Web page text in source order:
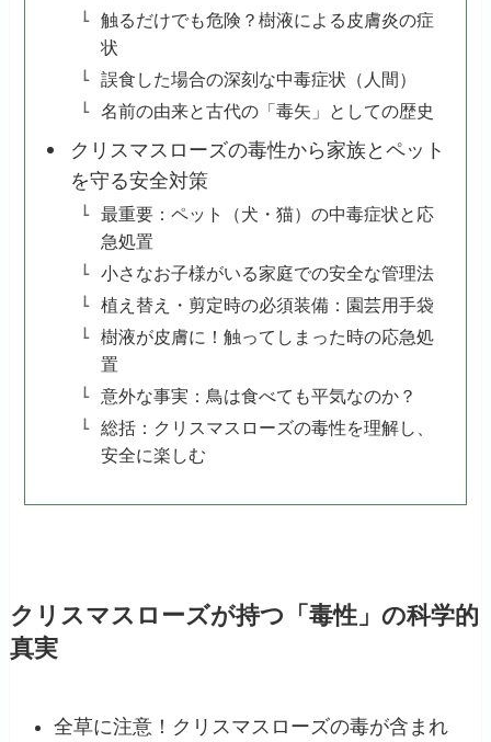
触るだけでも危険？樹液による皮膚炎の症
状
誤食した場合の深刻な中毒症状（人間）
名前の由来と古代の「毒矢」としての歴史
クリスマスローズの毒性から家族とペット
を守る安全対策
最重要：ペット（犬・猫）の中毒症状と応
急処置
小さなお子様がいる家庭での安全な管理法
植え替え・剪定時の必須装備：園芸用手袋
樹液が皮膚に！触ってしまった時の応急処
置
意外な事実：鳥は食べても平気なのか？
総括：クリスマスローズの毒性を理解し、
安全に楽しむ
クリスマスローズが持つ「毒性」の科学的
真実
全草に注意！クリスマスローズの毒が含まれ